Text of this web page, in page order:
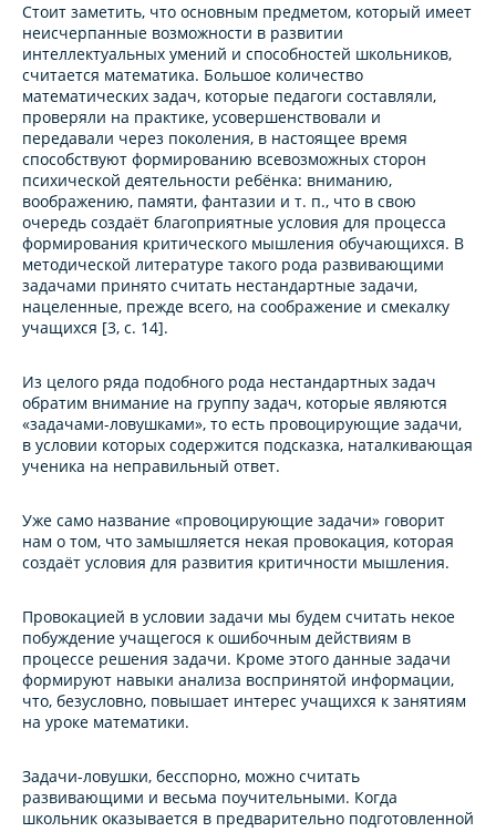
Стоит заметить, что основным предметом, который имеет
неисчерпанные возможности в развитии
интеллектуальных умений и способностей школьников,
считается математика. Большое количество
математических задач, которые педагоги составляли,
проверяли на практике, усовершенствовали и
передавали через поколения, в настоящее время
способствуют формированию всевозможных сторон
психической деятельности ребёнка: вниманию,
воображению, памяти, фантазии и т. п., что в свою
очередь создаёт благоприятные условия для процесса
формирования критического мышления обучающихся. В
методической литературе такого рода развивающими
задачами принято считать нестандартные задачи,
нацеленные, прежде всего, на соображение и смекалку
учащихся [3, с. 14].
Из целого ряда подобного рода нестандартных задач
обратим внимание на группу задач, которые являются
«задачами-ловушками», то есть провоцирующие задачи,
в условии которых содержится подсказка, наталкивающая
ученика на неправильный ответ.
Уже само название «провоцирующие задачи» говорит
нам о том, что замышляется некая провокация, которая
создаёт условия для развития критичности мышления.
Провокацией в условии задачи мы будем считать некое
побуждение учащегося к ошибочным действиям в
процессе решения задачи. Кроме этого данные задачи
формируют навыки анализа воспринятой информации,
что, безусловно, повышает интерес учащихся к занятиям
на уроке математики.
Задачи-ловушки, бесспорно, можно считать
развивающими и весьма поучительными. Когда
школьник оказывается в предварительно подготовленной